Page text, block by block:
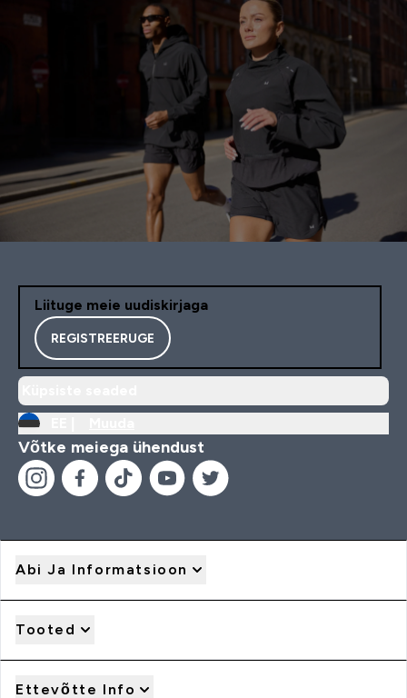
Liituge meie uudiskirjaga
REGISTREERUGE
Võtke meiega ühendust
Abi Ja Informatsioon
Tooted
Ettevõtte Info